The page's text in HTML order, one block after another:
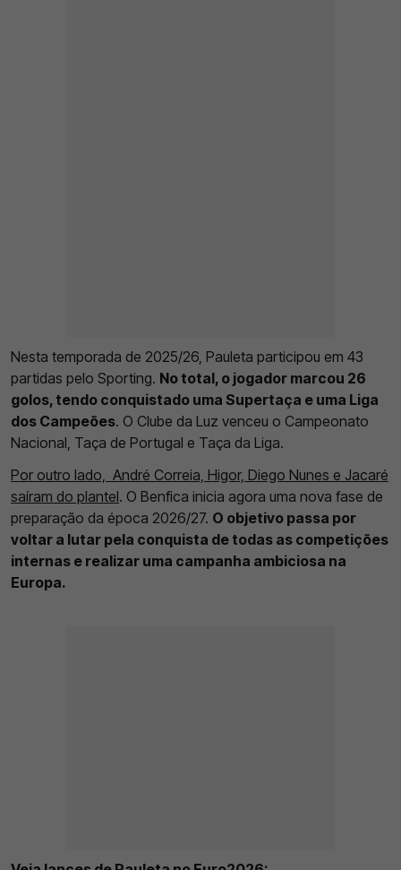
Nesta temporada de 2025/26, Pauleta participou em 43
partidas pelo Sporting. No total, o jogador marcou 26
golos, tendo conquistado uma Supertaça e uma Liga
dos Campeões. O Clube da Luz venceu o Campeonato
Nacional, Taça de Portugal e Taça da Liga.
Por outro lado, André Correia, Higor, Diego Nunes e Jacaré
saíram do plantel. O Benfica inicia agora uma nova fase de
preparação da época 2026/27. O objetivo passa por
voltar a lutar pela conquista de todas as competições
internas e realizar uma campanha ambiciosa na
Europa.